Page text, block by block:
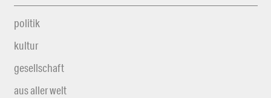
politik
kultur
gesellschaft
aus aller welt